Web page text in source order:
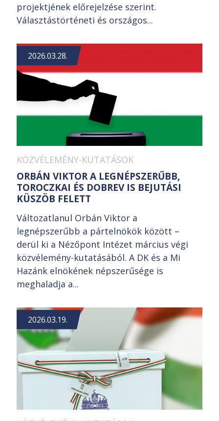
projektjének előrejelzése szerint.
Választástörténeti és országos...
2026.03.28.
KÖZVÉLEMÉNY-KUTATÁSOK
ORBÁN VIKTOR A LEGNÉPSZERŰBB,
TOROCZKAI ÉS DOBREV IS BEJUTÁSI
KÜSZÖB FELETT
Változatlanul Orbán Viktor a
legnépszerűbb a pártelnökök között –
derül ki a Nézőpont Intézet március végi
közvélemény-kutatásából. A DK és a Mi
Hazánk elnökének népszerűsége is
meghaladja a...
2026.03.19.